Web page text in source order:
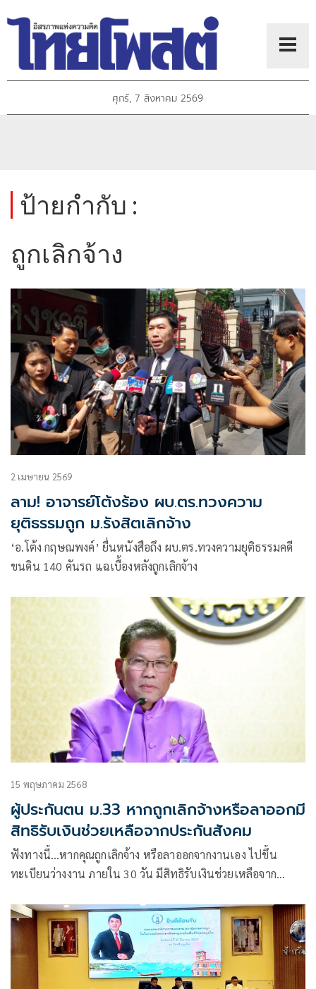
ศุกร์, 7 สิงหาคม 2569
ป้ายกำกับ :
ถูกเลิกจ้าง
2 เมษายน 2569
ลาม! อาจารย์โต้งร้อง ผบ.ตร.ทวงความ
ยุติธรรมถูก ม.รังสิตเลิกจ้าง
‘อ.โต้ง กฤษณพงค์’ ยื่นหนังสือถึง ผบ.ตร.ทวงความยุติธรรมคดี
ขนดิน 140 คันรถ แฉเบื้องหลังถูกเลิกจ้าง
15 พฤษภาคม 2568
ผู้ประกันตน ม.33 หากถูกเลิกจ้างหรือลาออกมี
สิทธิรับเงินช่วยเหลือจากประกันสังคม
ฟังทางนี้…หากคุณถูกเลิกจ้าง หรือลาออกจากงานเอง ไปขึ้น
ทะเบียนว่างงาน ภายใน 30 วัน มีสิทธิรับเงินช่วยเหลือจาก